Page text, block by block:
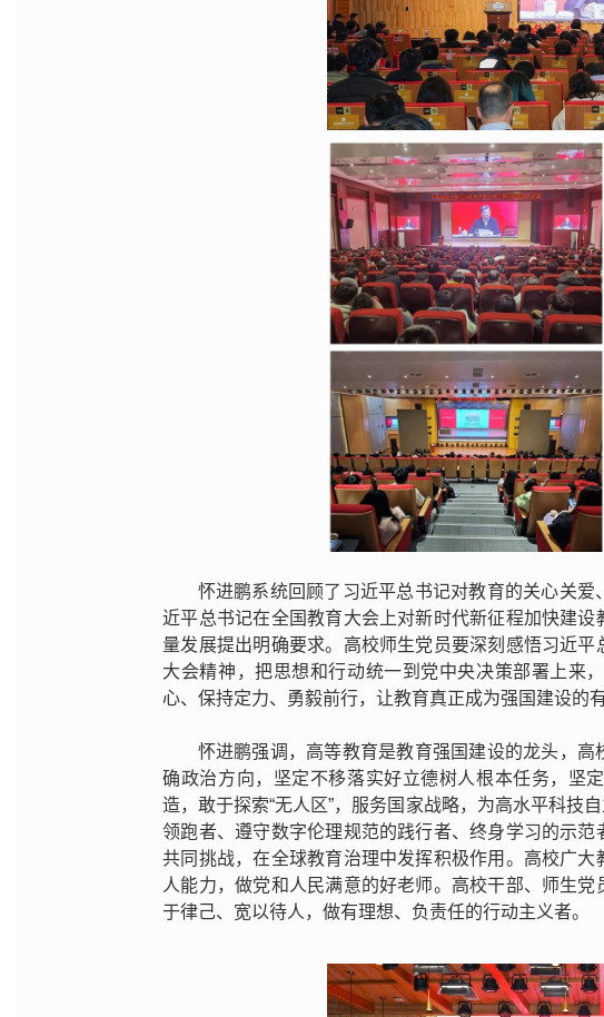
怀进鹏系统回顾了习近平总书记对教育的关心关
近平总书记在全国教育大会上对新时代新征程加快建
量发展提出明确要求。高校师生党员要深刻感悟习近平
大会精神，把思想和行动统一到党中央决策部署上来
心、保持定力、勇毅前行，让教育真正成为强国建设的有
怀进鹏强调，高等教育是教育强国建设的龙头，
确政治方向，坚定不移落实好立德树人根本任务，坚
造，敢于探索“无人区”，服务国家战略，为高水平科技
领跑者、遵守数字伦理规范的践行者、终身学习的示
共同挑战，在全球教育治理中发挥积极作用。高校广
人能力，做党和人民满意的好老师。高校干部、师生
于律己、宽以待人，做有理想、负责任的行动主义者。